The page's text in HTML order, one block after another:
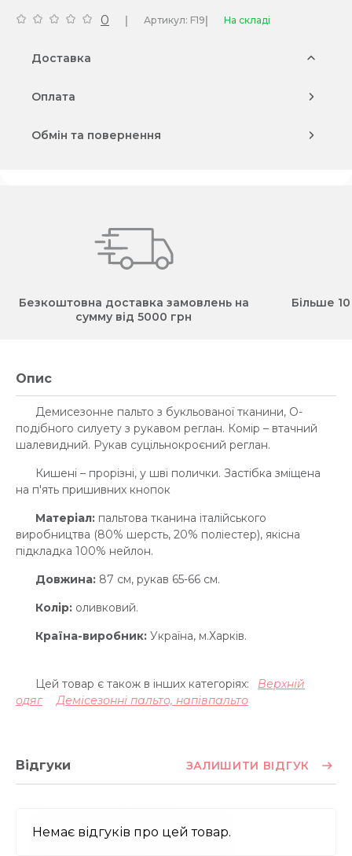
0 | Артикул: F19| На складі
Доставка
Оплата
Обмін та повернення
Безкоштовна доставка замовлень на
сумму від 5000 грн
Більше
Опис
Демисезонне пальто з букльованої тканини, О-
подібного силуету з рукавом реглан. Комір – втачний
шалевидний. Рукав суцільнокроєний реглан.
Кишені – прорізні, у шві полички. Застібка зміщена
на п'ять пришивних кнопок
Матеріал: пальтова тканина італійського
виробництва (80% шерсть, 20% поліестер), якісна
підкладка 100% нейлон.
Довжина: 87 см, рукав 65-66 см.
Колір: оливковий.
Країна-виробник: Україна, м.Харків.
Цей товар є також в інших категоріях:
Верхній
одяг
Демісезонні пальто, напівпальто
Відгуки ЗАЛИШИТИ ВІДГУК
Немає відгуків про цей товар.